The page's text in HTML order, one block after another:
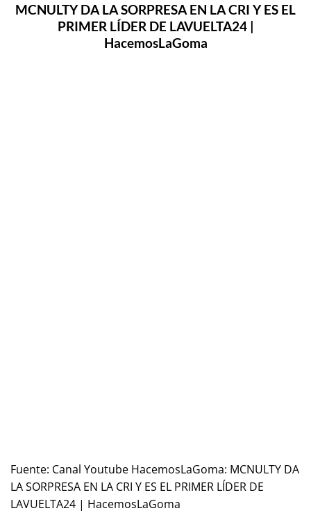
MCNULTY DA LA SORPRESA EN LA CRI Y ES EL
PRIMER LÍDER DE LAVUELTA24 |
HacemosLaGoma
Fuente: Canal Youtube HacemosLaGoma: MCNULTY DA
LA SORPRESA EN LA CRI Y ES EL PRIMER LÍDER DE
LAVUELTA24 | HacemosLaGoma